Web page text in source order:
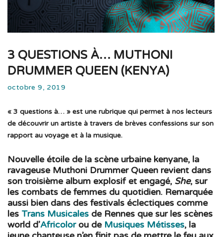
3 QUESTIONS À… MUTHONI
DRUMMER QUEEN (KENYA)
octobre 9, 2019
« 3 questions à… » est une rubrique qui permet à nos lecteurs
de découvrir un artiste à travers de brèves confessions sur son
rapport au voyage et à la musique.
Nouvelle étoile de la scène urbaine kenyane, la
ravageuse Muthoni Drummer Queen revient dans
son troisième album explosif et engagé, She, sur
les combats de femmes du quotidien. Remarquée
aussi bien dans des festivals éclectiques comme
les Trans Musicales de Rennes que sur les scènes
world d’Africolorou de Musiques Métisses, la